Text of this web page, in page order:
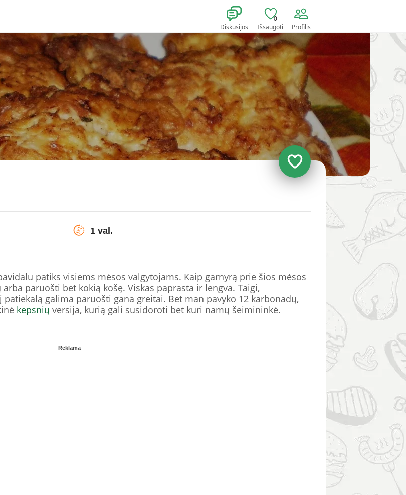
Diskusijos
0
Išsaugoti Profilis
1 val.
patiks visiems mėsos valgytojams. Kaip garnyrą prie šios mėsos
paruošti bet kokią košę. Viskas paprasta ir lengva. Taigi,
patiekalą galima paruošti gana greitai. Bet man pavyko 12 karbonadų,
kepsnių versija, kurią gali susidoroti bet kuri namų šeimininkė.
Reklama